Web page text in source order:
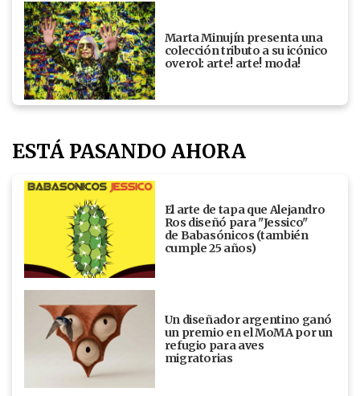
Marta Minujín presenta una
colección tributo a su icónico
overol: arte! arte! moda!
ESTÁ PASANDO AHORA
El arte de tapa que Alejandro
Ros diseñó para "Jessico"
de Babasónicos (también
cumple 25 años)
Un diseñador argentino ganó
un premio en el MoMA por un
refugio para aves
migratorias